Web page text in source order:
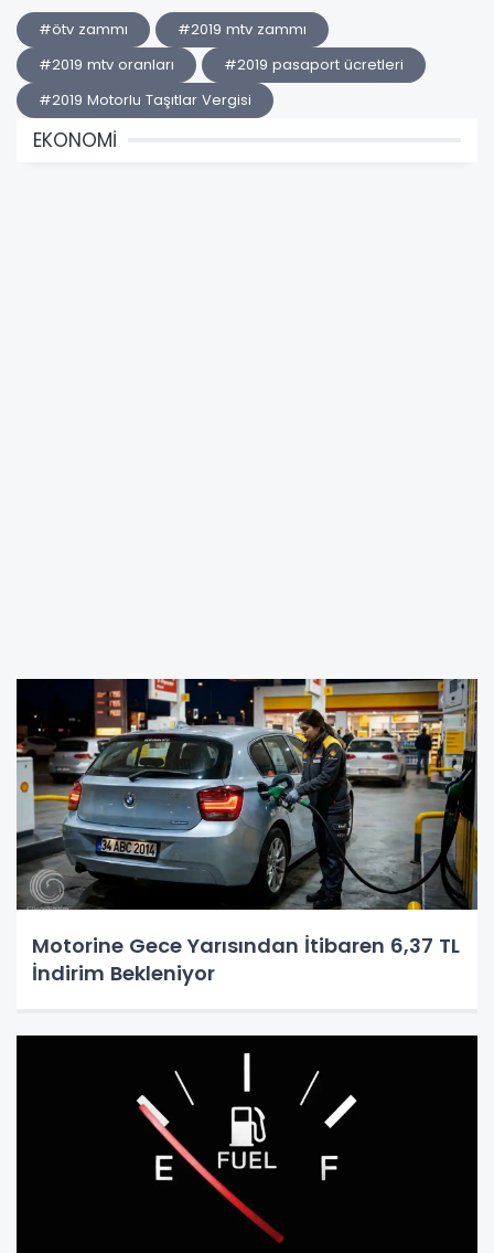
#ötv zammı
#2019 mtv zammı
#2019 mtv oranları
#2019 pasaport ücretleri
#2019 Motorlu Taşıtlar Vergisi
EKONOMİ
Motorine Gece Yarısından İtibaren 6,37 TL
İndirim Bekleniyor